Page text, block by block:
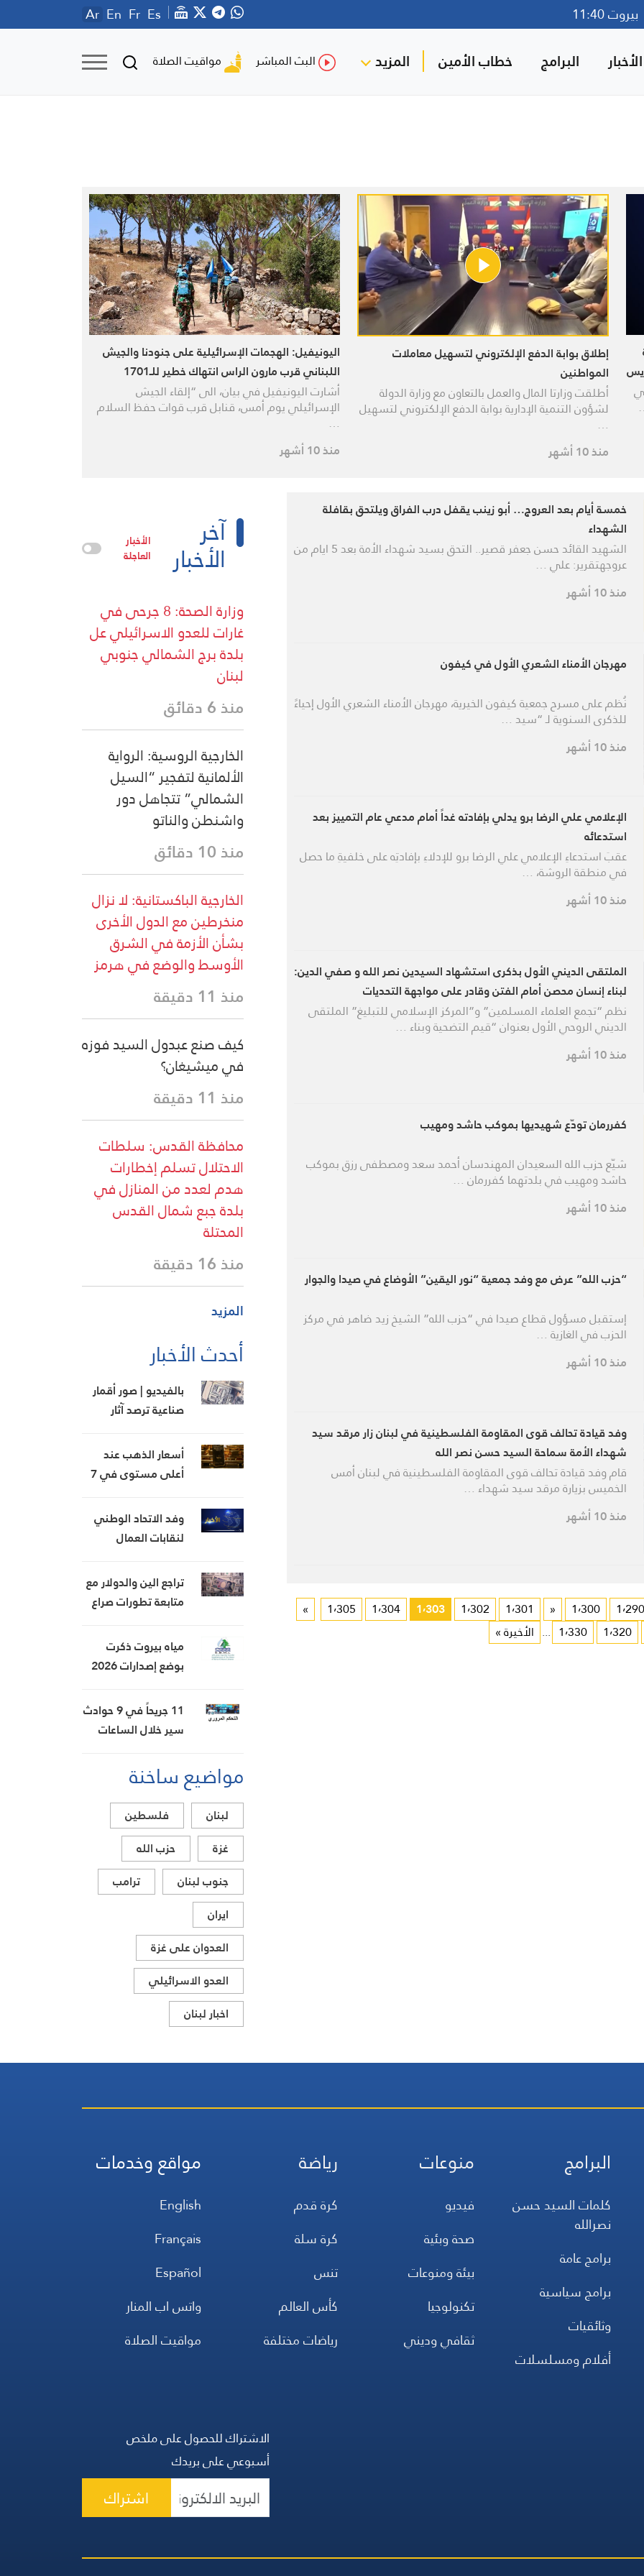
بيروت 11:40 Ar En Fr Es
البرامج خطاب الأمين المزيد البث المباشر مواقيت الصلاة
إطلاق بوابة الدفع الإلكتروني لتسهيل معاملات
المواطنين
أطلقت وزارتا المال والعمل بالتعاون مع وزارة الدولة
لشؤون التنمية الإدارية بوابة الدفع الإلكتروني لتسهيل
…
منذ 10 أشهر
اليونيفيل: الهجمات الإسرائيلية على جنودنا والجيش
اللبناني قرب مارون الراس انتهاك خطير للـ1701
أشارت اليونيفيل في بيان، الى “إلقاء الجيش
الإسرائيلي يوم أمس، قنابل قرب قوات حفظ السلام
…
منذ 10 أشهر
خمسة أيام بعد العروج… أبو زينب يقفل درب الفراق ويلتحق بقافلة
الشهداء
الشهيد القائد حسن جعفر قصير.. التحق بسيد شهداء الأمة بعد 5 ايام من
عروجهتقرير: علي …
منذ 10 أشهر
مهرجان الأمناء الشعري الأول في كيفون
نُظم على مسرح جمعية كيفون الخيرية، مهرجان الأمناء الشعري الأول إحياءً
للذكرى السنوية لـ “سيد …
منذ 10 أشهر
الإعلامي علي الرضا برو يدلي بإفادته غداً أمام مدعي عام التمييز بعد
استدعائه
عقبَ استدعاءِ الإعلامي علي الرضا برو للإدلاءِ بإفادتِه على خلفيةِ ما حصل
في منطقة الروشة، …
منذ 10 أشهر
الملتقى الديني الأول بذكرى استشهاد السيدين نصر الله و صفي الدين:
لبناء إنسان محصن أمام الفتن وقادر على مواجهة التحديات
نظم “تجمع العلماء المسلمين” و”المركز الإسلامي للتبليغ” الملتقى
الديني الروحي الأول بعنوان “قيم التضحية وبناء …
منذ 10 أشهر
كفررمان تودّع شهيديها بموكب حاشد ومهيب
شيّع حزب الله السعيدان المهندسان أحمد سعد ومصطفى رزق بموكب
حاشد ومهيب في بلدتهما كفررمان …
منذ 10 أشهر
“حزب الله” عرض مع وفد جمعية “نور اليقين” الأوضاع في صيدا والجوار
إستقبل مسؤول قطاع صيدا في “حزب الله” الشيخ زيد ضاهر في مركز
الحزب في الغازية …
منذ 10 أشهر
وفد قيادة تحالف قوى المقاومة الفلسطينية في لبنان زار مرقد سيد
شهداء ‏الأمة سماحة السيد حسن نصر الله
قام وفد قيادة تحالف قوى المقاومة الفلسطينية في لبنان أمس
الخميس بزيارة مرقد سيد شهداء …
منذ 10 أشهر
1٬290 1٬300 « 1٬301 1٬302 1٬303 1٬304 1٬305
»
1٬320 1٬330 ... الأخيرة »
آخر
الأخبار
الأخبار
العاجلة
وزارة الصحة: 8 جرحى في
غارات للعدو الاسرائيلي عل
بلدة برج الشمالي جنوبي
لبنان
منذ 6 دقائق
الخارجية الروسية: الرواية
الألمانية لتفجير “السيل
الشمالي” تتجاهل دور
واشنطن والناتو
منذ 10 دقائق
الخارجية الباكستانية: لا نزال
منخرطين مع الدول الأخرى
بشأن الأزمة في الشرق
الأوسط والوضع في هرمز
منذ 11 دقيقة
كيف صنع عبدول السيد فوزه
في ميشيغان؟
منذ 11 دقيقة
محافظة القدس: سلطات
الاحتلال تسلم إخطارات
هدم لعدد من المنازل في
بلدة جبع شمال القدس
المحتلة
منذ 16 دقيقة
المزيد
أحدث الأخبار
بالفيديو | صور أقمار
صناعية ترصد آثار
ميناء جبل علي بدبي
أسعار الذهب عند
أعلى مستوى في 7
وفد الاتحاد الوطني
لنقابات العمال
الزراعة وأكد ضرورة
إطلاق برنامج وطني
لدعم المزارعين
تراجع الين والدولار مع
متابعة تطورات صراع
تقرير الوظائف
مياه بيروت ذكرت
بوضع إصدارات 2026
التقسيط لمدة 5
أشهر
11 جريحاً في 9 حوادث
سير خلال الساعات
مواضيع ساخنة
لبنان
فلسطين
غزة
حزب الله
جنوب لبنان
ترامب
ايران
العدوان على غزة
العدو الاسرائيلي
اخبار لبنان
البرامج
كلمات السيد حسن
نصرالله
برامج عامة
برامج سياسية
وثائقيات
أفلام ومسلسلات
منوعات
فيديو
صحة وبئية
بيئة ومنوعات
تكنولوجيا
ثقافي وديني
رياضة
كرة قدم
كرة سلة
تنس
كأس العالم
رياضات مختلفة
مواقع وخدمات
English
Français
Español
واتس اب المنار
مواقيت الصلاة
الاشتراك للحصول على ملخص
أسبوعي على بريدك
اشتراك